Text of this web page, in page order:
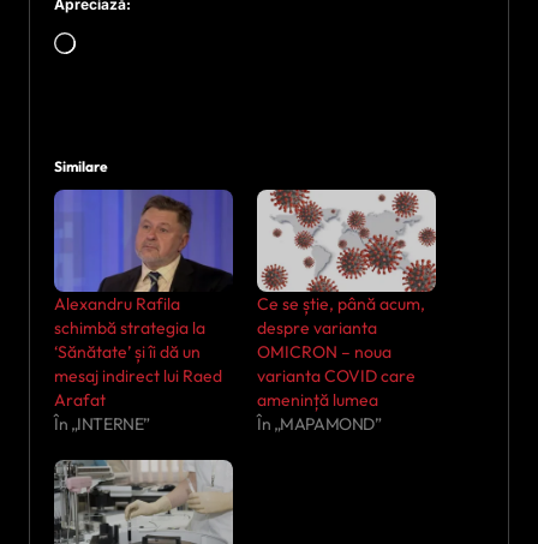
Apreciază:
Încarc...
Similare
Alexandru Rafila
schimbă strategia la
‘Sănătate’ și îi dă un
mesaj indirect lui Raed
Arafat
În „INTERNE”
Ce se știe, până acum,
despre varianta
OMICRON – noua
varianta COVID care
amenință lumea
În „MAPAMOND”